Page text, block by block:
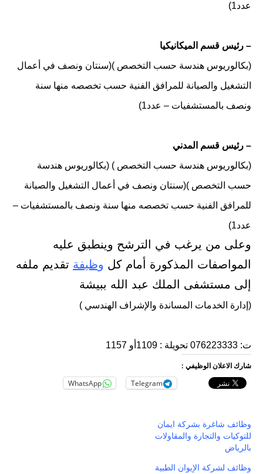
عدد1)
– رئيس قسم الميكانيكيا
(بكالوريوس هندسة حسب التخصص )(سنتان ونصف في أعمال
التشغيل والصيانة للمرافق الفنية حسب تخصصه منها سنة
ونصف بالمستشفيات – عدد1)
– رئيس قسم المدني
(بكالوريوس هندسة حسب التخصص ) (بكالوريوس هندسة
حسب التخصص )(سنتان ونصف في أعمال التشغيل والصيانة
للمرافق الفنية حسب تخصصه منها سنة ونصف بالمستشفيات –
عدد1)
وعلى من يرغب في الترشح وينطبق عليه
المواصفات المذكورة أمام كل وظيفة تقديم ملفه
إلى مستشفى الملك عبد الله ببيشة
(إدارة الخدمات المساندة والإشراف الهندسي )
ت: 076223333 تحويلة : 1109أو 1157
شارك الاعلان الوظيفي :
Telegram
WhatsApp
وظائف شاغرة بشركة ايمان
للتوكيات والتجارة والمقاولات
بالرياض
وظائف لشركة الإيوان الطبية